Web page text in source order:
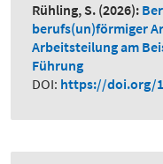
Rühling, S. (2026):
berufs(un)förmiger
Arbeitsteilung am
Führung
DOI: https://doi.org/